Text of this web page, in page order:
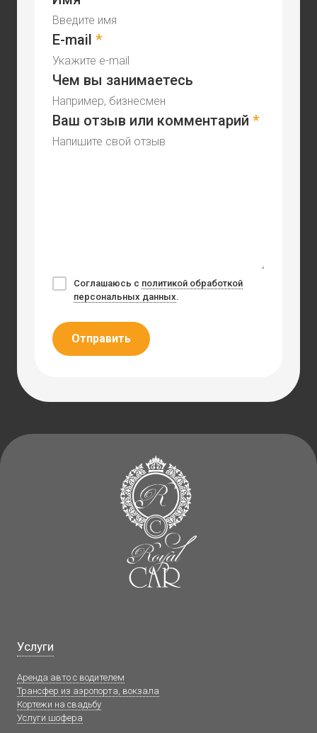
E-mail *
Чем вы занимаетесь
Ваш отзыв или комментарий *
Соглашаюсь с политикой обработкой
персональных данных.
Отправить
Услуги
Аренда авто с водителем
Трансфер из аэропорта, вокзала
Кортежи на свадьбу
Услуги шофера